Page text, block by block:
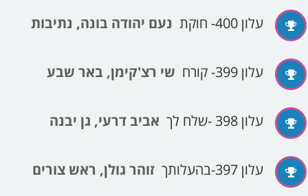
עלון 400- חוקת נעם יהודה בונה, נתיבות
עלון 399- קורח שי רצ'קימן, באר שבע
עלון 398 -שלח לך אביב דרעי, גן יבנה
עלון 397-בהעלותך זוהר גולן, ראש צורים